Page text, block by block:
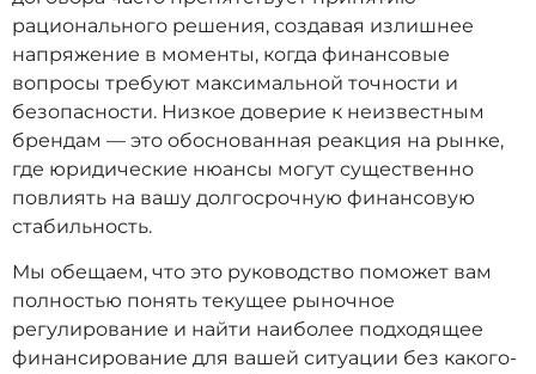
рационального решения, создавая излишнее
напряжение в моменты, когда финансовые
вопросы требуют максимальной точности и
безопасности. Низкое доверие к неизвестным
брендам — это обоснованная реакция на рынке,
где юридические нюансы могут существенно
повлиять на вашу долгосрочную финансовую
стабильность.
Мы обещаем, что это руководство поможет вам
полностью понять текущее рыночное
регулирование и найти наиболее подходящее
финансирование для вашей ситуации без какого-